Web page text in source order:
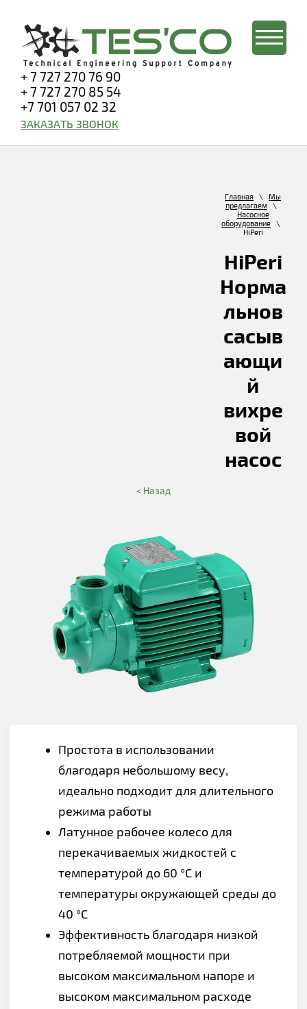
+ 7 727 270 76 90
+ 7 727 270 85 54
+7 701 057 02 32
ЗАКАЗАТЬ ЗВОНОК
Главная \ Мы
предлагаем\
Насосное
оборудование \
HiPeri
HiPeri
Норма
льнов
сасыв
ающи
й
вихре
вой
насос
< Назад
Простота в использовании
благодаря небольшому весу,
идеально подходит для длительного
режима работы
Латунное рабочее колесо для
перекачиваемых жидкостей с
температурой до 60 °C и
температуры окружающей среды до
40 °C
Эффективность благодаря низкой
потребляемой мощности при
высоком максимальном напоре и
высоком максимальном расходе